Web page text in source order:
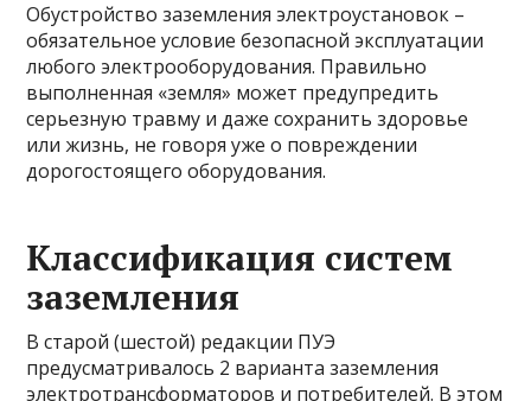
Обустройство заземления электроустановок –
обязательное условие безопасной эксплуатации
любого электрооборудования. Правильно
выполненная «земля» может предупредить
серьезную травму и даже сохранить здоровье
или жизнь, не говоря уже о повреждении
дорогостоящегооборудования.
Классификация систем
заземления
В старой (шестой) редакции ПУЭ
предусматривалось 2 варианта заземления
электротрансформаторов и потребителей. В этом